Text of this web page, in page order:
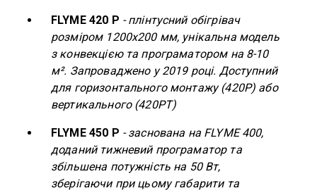
FLYME 420 Р - плінтусний обігрівач
розміром 1200х200 мм, унікальна модель
з конвекцією та програматором на 8-10
м². Запроваджено у 2019 році. Доступний
для горизонтального монтажу (420Р) або
вертикального (420РТ)
FLYME 450 Р - заснована на FLYME 400,
доданий тижневий програматор та
збільшена потужність на 50 Вт,
зберігаючи при цьому габарити та